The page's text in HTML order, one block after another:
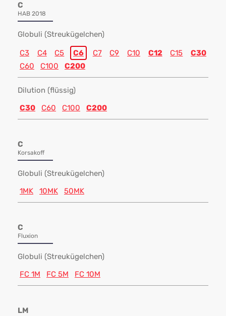
C
HAB 2018
Globuli (Streukügelchen)
C3 C4 C5 C6 C7 C9 C10 C12 C15
C30
C60
C100 C200
Dilution (flüssig)
C30
C60 C100 C200
C
Korsakoff
Globuli (Streukügelchen)
1MK
10MK 50MK
C
Fluxion
Globuli (Streukügelchen)
FC 1M
FC 5M FC 10M
LM